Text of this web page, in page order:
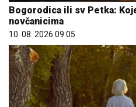
Bogorodica ili sv Petka:
novčanicima
10. 08. 2026 09:05